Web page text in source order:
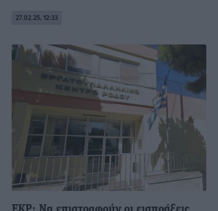
27.02.25, 12:33